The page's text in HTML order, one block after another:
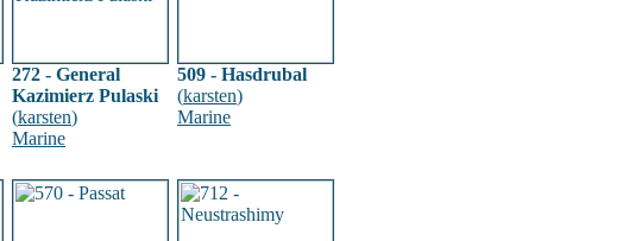
272 - General
Kazimierz Pulaski
(karsten)
Marine
509 - Hasdrubal
(karsten)
Marine